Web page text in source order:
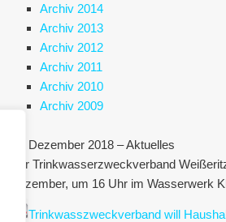
Archiv 2014
Archiv 2013
Archiv 2012
Archiv 2011
Archiv 2010
Archiv 2009
11. Dezember 2018 – Aktuelles
Der Trinkwasserzweckverband
Dezember, um 16 Uhr im Wasserwerk
Trinkwasszweckverband will